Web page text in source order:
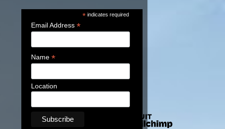
*indicates required
Email Address *
Name *
Location